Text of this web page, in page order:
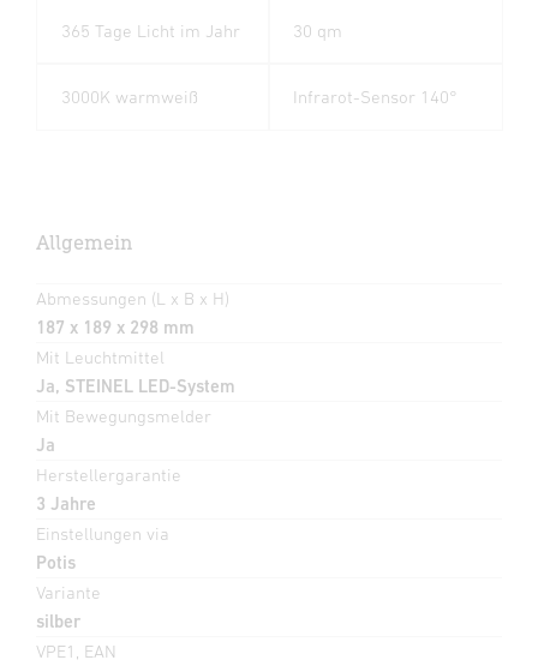
365 Tage Licht im Jahr 30 qm
3000K warmweiß Infrarot-Sensor 140°
Allgemein
Abmessungen (L x B x H)
187 x 189 x 298 mm
Mit Leuchtmittel
Ja, STEINEL LED-System
Mit Bewegungsmelder
Ja
Herstellergarantie
3 Jahre
Einstellungen via
Potis
Variante
silber
VPE1, EAN